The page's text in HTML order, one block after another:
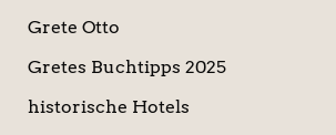
Grete Otto
Gretes Buchtipps 2025
historische Hotels